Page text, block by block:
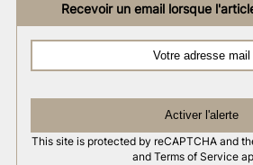
Recevoir un email lorsque
Activer l'alerte
This site is protected by reCAPTCHA and
and Terms of Service